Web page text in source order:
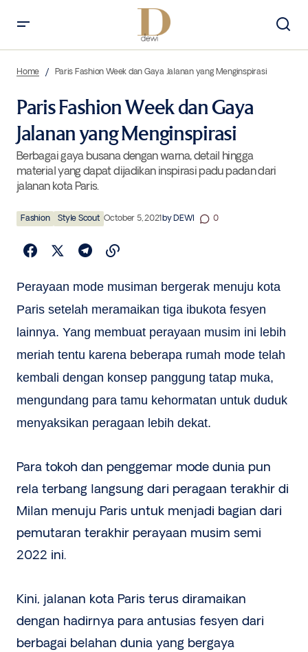
Home Paris Fashion Week dan Gaya Jalanan yang Menginspirasi
Paris Fashion Week dan Gaya
Jalanan yang Menginspirasi
Berbagai gaya busana dengan warna, detail hingga
material yang dapat dijadikan inspirasi padu padan dari
jalanan kota Paris.
Fashion Style Scout October 5, 2021byDEWI 0
Perayaan mode musiman bergerak menuju kota
Paris setelah meramaikan tiga ibukota fesyen
lainnya. Yang membuat perayaan musim ini lebih
meriah tentu karena beberapa rumah mode telah
kembali dengan konsep panggung tatap muka,
mengundang para tamu kehormatan untuk duduk
menyaksikan peragaan lebih dekat.
Para tokoh dan penggemar mode dunia pun
rela terbang langsung dari peragaan terakhir di
Milan menuju Paris untuk menjadi bagian dari
pemutaran terakhir perayaan musim semi
2022 ini.
Kini, jalanan kota Paris terus diramaikan
dengan hadirnya para antusias fesyen dari
berbagai belahan dunia yang bergaya